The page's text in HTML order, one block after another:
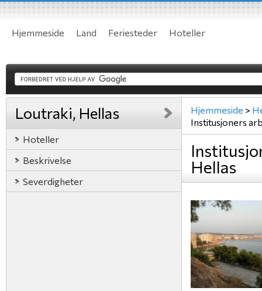
Hjemmeside Land Feriesteder Hoteller
Loutraki, Hellas
Hoteller
Beskrivelse
Severdigheter
Hjemmeside >
Institusjoners
Hellas